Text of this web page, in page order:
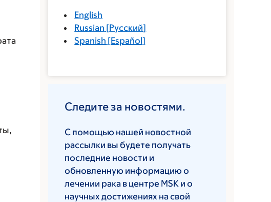
English
Russian [Русский]
Spanish [Español]
Следите за новостями.
С помощью нашей новостной
рассылки вы будете получать
последние новости и
обновленную информацию о
лечении рака в центре MSK и о
научных достижениях на свой